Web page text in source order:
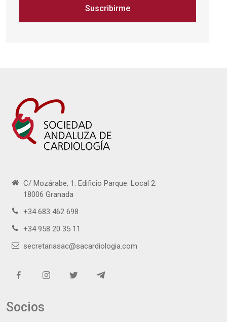
Suscribirme
C/ Mozárabe, 1. Edificio Parque. Local 2.
18006 Granada
+34 683 462 698
+34 958 20 35 11
secretariasac@sacardiologia.com
Socios